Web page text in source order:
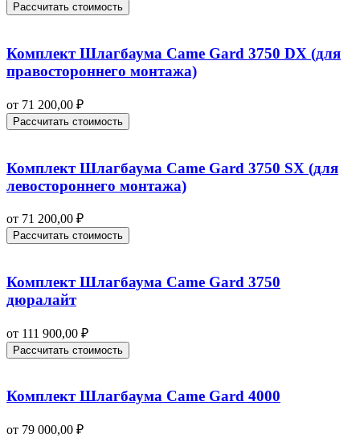
Рассчитать стоимость
Комплект Шлагбаума Came Gard 3750 DX (для
правостороннего монтажа)
от 71 200,00 ₽
Рассчитать стоимость
Комплект Шлагбаума Came Gard 3750 SX (для
левостороннего монтажа)
от 71 200,00 ₽
Рассчитать стоимость
Комплект Шлагбаума Came Gard 3750
дюралайт
от 111 900,00 ₽
Рассчитать стоимость
Комплект Шлагбаума Came Gard 4000
от 79 000,00 ₽